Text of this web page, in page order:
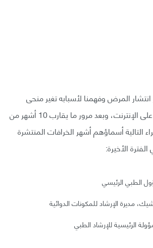
المرض وفهمنا لأسبابه تغير منحى
النقاشات المتعلقة به على الإنترنت، وبعد مرور ما يقارب 10 أشهر من
الخبراء التالية أسماؤهم أشهر الخرافات المنتشرة
الأخيرة:
الطبي الرئيسي
مديرة الإرشاد للمكونات الدوائية
الرئيسية للإرشاد الطبي